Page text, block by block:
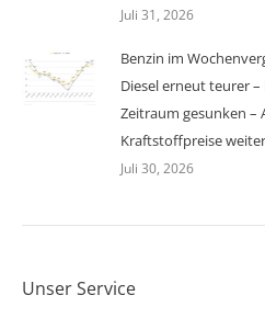
Juli 31, 2026
Benzin im
Diesel erneut teurer
Zeitraum gesunken –
Kraftstoffpreise
Juli 30, 2026
Unser Service